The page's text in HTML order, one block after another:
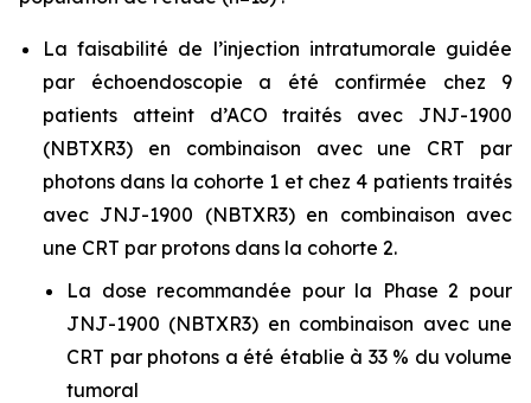
La faisabilité de l’injection intratumorale guidée
par échoendoscopie a été confirmée chez 9
patients atteint d’ACO traités avec JNJ-1900
(NBTXR3) en combinaison avec une CRT par
photons dans la cohorte 1 et chez 4 patients traités
avec JNJ-1900 (NBTXR3) en combinaison avec
une CRT par protons dans la cohorte 2.
La dose recommandée pour la Phase 2 pour
JNJ-1900 (NBTXR3) en combinaison avec une
CRT par photons a été établie à 33 % du volume
tumoral